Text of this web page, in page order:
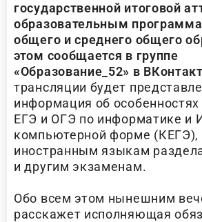
государственной итоговой
образовательным
общего и среднего общего
этом сообщается в группе
«Образование_52» в
трансляции будет
информация об
ЕГЭ и ОГЭ по информатике и
компьютерной форме (КЕГЭ),
иностранным языкам
и другим экзаменам.
Обо всем этом нынешним
расскажет исполняющая